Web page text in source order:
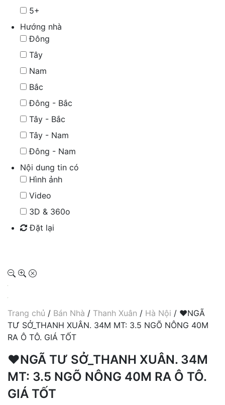
5+
Hướng nhà
Đông
Tây
Nam
Bắc
Đông - Bắc
Tây - Bắc
Tây - Nam
Đông - Nam
Nội dung tin có
Hình ảnh
Video
3D & 360o
Đặt lại
Trang chủ / Bán Nhà / Thanh Xuân / Hà Nội / ❤️NGÃ
TƯ SỞ_THANH XUÂN. 34M MT: 3.5 NGÕ NÔNG 40M
RA Ô TÔ. GIÁ TỐT
❤️NGÃ TƯ SỞ_THANH XUÂN. 34M
MT: 3.5 NGÕ NÔNG 40M RA Ô TÔ.
GIÁ TỐT